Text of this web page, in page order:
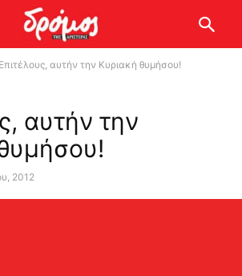
Επιτέλους, αυτήν την Κυριακή θυμήσου!
αυτήν την
2012